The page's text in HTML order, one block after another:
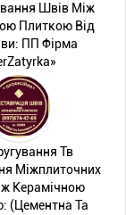
Швів Між
Плиткою Від
ПП Фірма
Тв
Міжплиточних
Керамічною
(Цементна Та